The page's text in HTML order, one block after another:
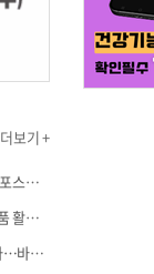
더보기 +
"울고 웃는 무릎관절염 신약" 메디포스트·강스템·네이처셀 전진, 코오롱티슈진 반전 과제
효과적인 수면을 위한 건강기능식품 활용법
첨단재생의료실시기관 230곳 돌파…바이오 새 시장 꿈틀